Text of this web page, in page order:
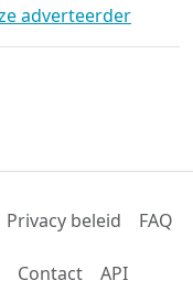
adverteerder
Privacy beleid FAQ
Contact API